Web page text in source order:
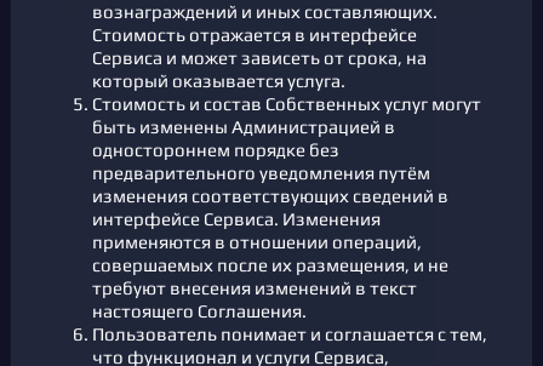
вознаграждений и иных составляющих.
Стоимость отражается в интерфейсе
Сервиса и может зависеть от срока, на
который оказывается услуга.
Стоимость и состав Собственных услуг могут
быть изменены Администрацией в
одностороннем порядке без
предварительного уведомления путём
изменения соответствующих сведений в
интерфейсе Сервиса. Изменения
применяются в отношении операций,
совершаемых после их размещения, и не
требуют внесения изменений в текст
настоящего Соглашения.
Пользователь понимает и соглашается с тем,
что функционал и услуги Сервиса,